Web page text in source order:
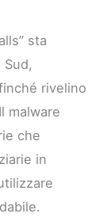
sta
rivelino
malware
che
in